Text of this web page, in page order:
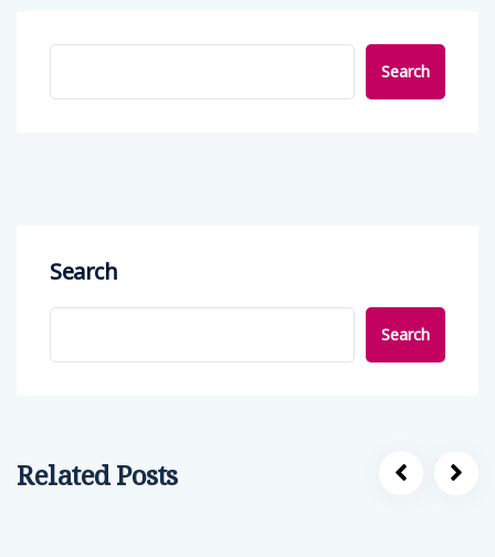
Search
Search
Search
Related Posts